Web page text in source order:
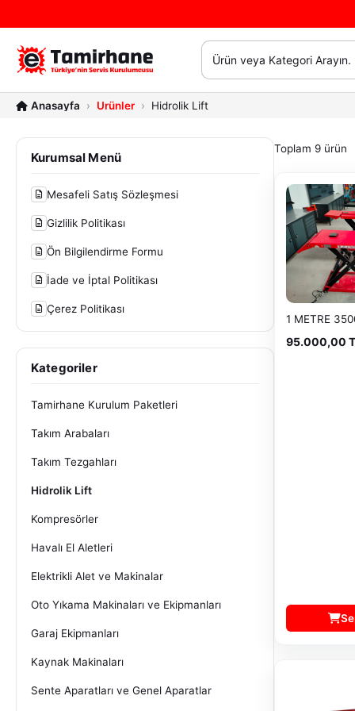
Ürünler Hidrolik Lift
Kurumsal Menü
Mesafeli Satış Sözleşmesi
Gizlilik Politikası
Ön Bilgilendirme Formu
İade ve İptal Politikası
Çerez Politikası
Kategoriler
Tamirhane Kurulum Paketleri
Takım Arabaları
Takım Tezgahları
Hidrolik Lift
Kompresörler
Havalı El Aletleri
Elektrikli Alet ve Makinalar
Oto Yıkama Makinaları ve Ekipmanları
Garaj Ekipmanları
Kaynak Makinaları
Sente Aparatları ve Genel Aparatlar
Toplam 9 ürün
95.000,00